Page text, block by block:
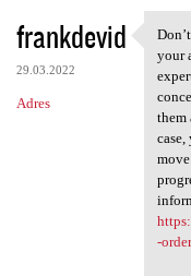
frankdevid
29.03.2022
Adres
your
them
-